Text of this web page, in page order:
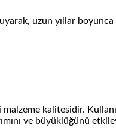
uzun yıllar boyunca
kalitesidir.
ve büyüklüğünü